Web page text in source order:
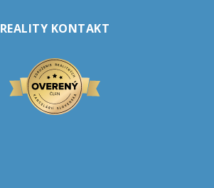
REALITY KONTAKT